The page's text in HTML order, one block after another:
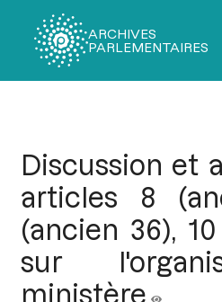
ARCHIVES
PARLEMENTAIRES
Discussion et
articles 8
(ancien 36),
sur
ministère